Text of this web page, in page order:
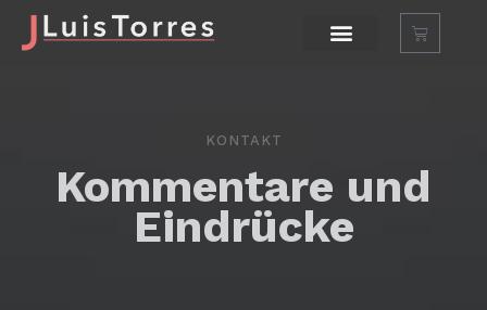
KONTAKT
Kommentare und
Eindrücke